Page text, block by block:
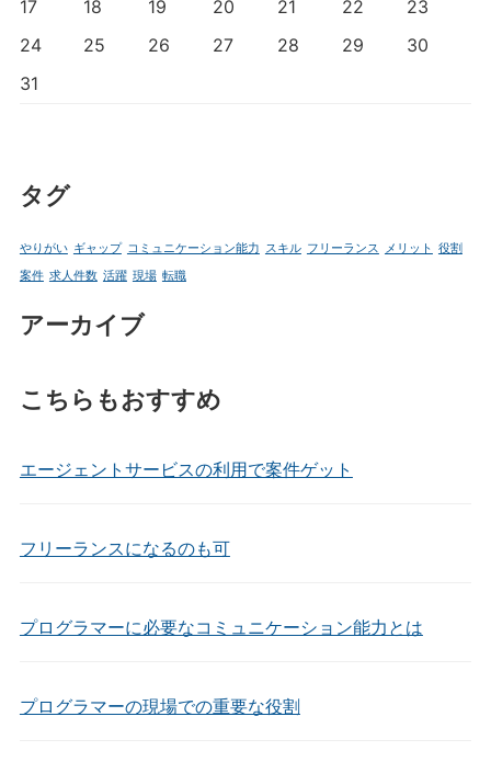
17
18 19 20 21 22
23
24
25 26 27 28 29
30
31
タグ
やりがい ギャップ コミュニケーション能力 スキル フリーランス メリット 役割
案件 求人件数 活躍 現場 転職
アーカイブ
こちらもおすすめ
エージェントサービスの利用で案件ゲット
フリーランスになるのも可
プログラマーに必要なコミュニケーション能力とは
プログラマーの現場での重要な役割